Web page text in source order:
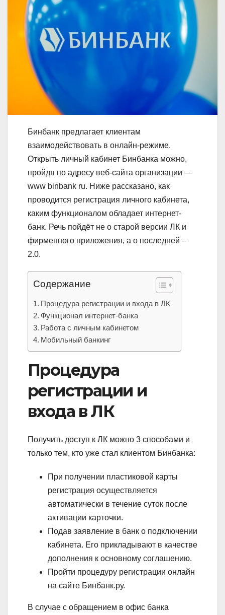
Бинбанк предлагает клиентам
взаимодействовать в онлайн-режиме.
Открыть личный кабинет Бинбанка можно,
пройдя по адресу веб-сайта организации —
www binbank ru. Ниже рассказано, как
проводится регистрация личного кабинета,
каким функционалом обладает интернет-
банк. Речь пойдёт не о старой версии ЛК и
фирменного приложения, а о последней –
2.0.
Содержание
Процедура регистрации и входа в ЛК
Функционал интернет-банка
Работа с личным кабинетом
Мобильный банкинг
Процедура
регистрации и
входа в ЛК
Получить доступ к ЛК можно 3 способами и
только тем, кто уже стал клиентом Бинбанка:
При получении пластиковой карты
регистрация осуществляется
автоматически в течение суток после
активации карточки.
Подав заявление в банк о подключении
кабинета. Его прикладывают в качестве
дополнения к основному соглашению.
Пройти процедуру регистрации онлайн
на сайте Бинбанк.ру.
В случае с обращением в офис банка